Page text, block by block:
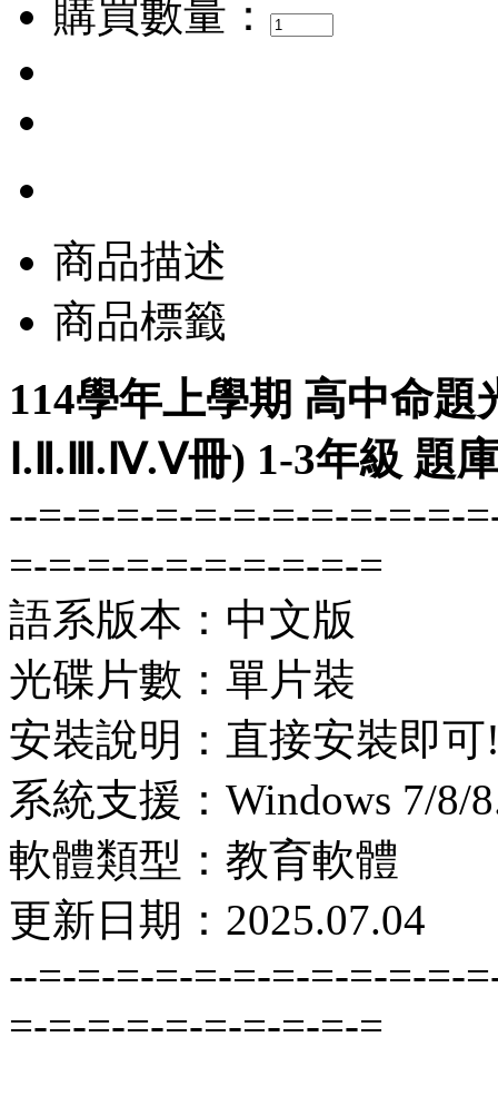
購買數量：
商品描述
商品標籤
114學年上學期 高中命
Ⅰ.Ⅱ.Ⅲ.Ⅳ.Ⅴ冊) 1-3年級 題
--=-=-=-=-=-=-=-=-=-=-=-
=-=-=-=-=-=-=-=-=-=
語系版本：中文版
光碟片數：單片裝
安裝說明：直接安裝即可
系統支援：Windows 7/8/
軟體類型：教育軟體
更新日期：2025.07.04
--=-=-=-=-=-=-=-=-=-=-=-
=-=-=-=-=-=-=-=-=-=